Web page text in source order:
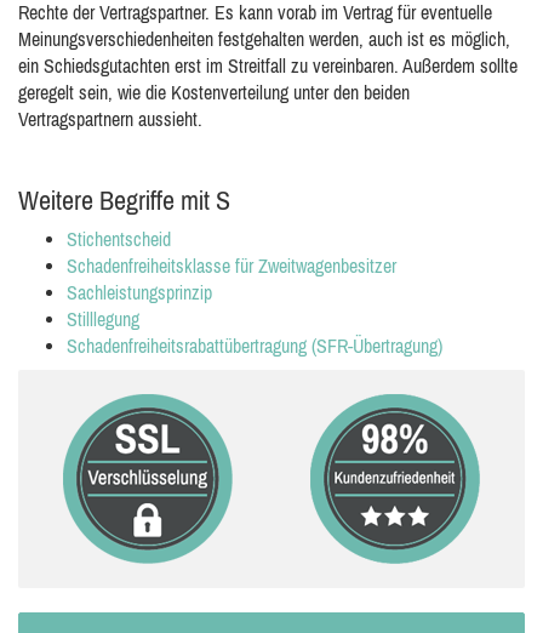
Rechte der Vertragspartner. Es kann vorab im Vertrag für eventuelle
Meinungsverschiedenheiten festgehalten werden, auch ist es möglich,
ein Schiedsgutachten erst im Streitfall zu vereinbaren. Außerdem sollte
geregelt sein, wie die Kostenverteilung unter den beiden
Vertragspartnern aussieht.
Weitere Begriffe mit S
Stichentscheid
Schadenfreiheitsklasse für Zweitwagenbesitzer
Sachleistungsprinzip
Stilllegung
Schadenfreiheitsrabattübertragung (SFR-Übertragung)